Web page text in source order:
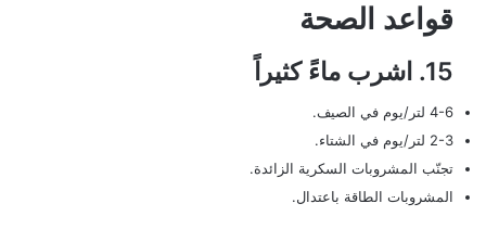
قواعد الصحة
15. اشرب ماءً كثيراً
4-6 لتر/يوم في الصيف.
2-3 لتر/يوم في الشتاء.
تجنّب المشروبات السكرية الزائدة.
المشروبات الطاقة باعتدال.